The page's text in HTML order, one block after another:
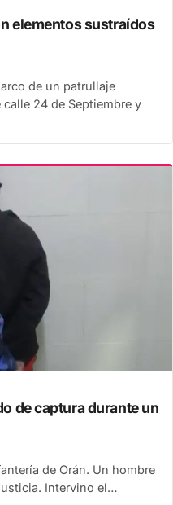
elementos sustraídos
de un patrullaje
24 de Septiembre y
de captura durante un
de Orán. Un hombre
Intervino el…